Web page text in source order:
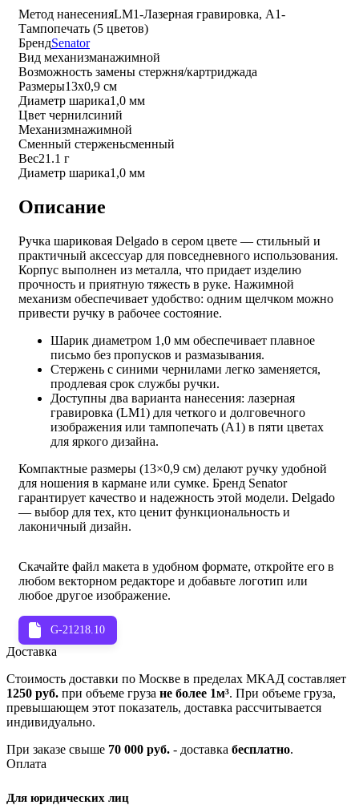
Метод нанесенияLM1-Лазерная гравировка, A1-
Тампопечать (5 цветов)
БрендSenator
Вид механизманажимной
Возможность замены стержня/картриджада
Размеры13х0,9 см
Диаметр шарика1,0 мм
Цвет чернилсиний
Механизмнажимной
Сменный стерженьсменный
Вес21.1 г
Диаметр шарика1,0 мм
Описание
Ручка шариковая Delgado в сером цвете — стильный и
практичный аксессуар для повседневного использования.
Корпус выполнен из металла, что придает изделию
прочность и приятную тяжесть в руке. Нажимной
механизм обеспечивает удобство: одним щелчком можно
привести ручку в рабочее состояние.
Шарик диаметром 1,0 мм обеспечивает плавное
письмо без пропусков и размазывания.
Стержень с синими чернилами легко заменяется,
продлевая срок службы ручки.
Доступны два варианта нанесения: лазерная
гравировка (LM1) для четкого и долговечного
изображения или тампопечать (A1) в пяти цветах
для яркого дизайна.
Компактные размеры (13×0,9 см) делают ручку удобной
для ношения в кармане или сумке. Бренд Senator
гарантирует качество и надежность этой модели. Delgado
— выбор для тех, кто ценит функциональность и
лаконичный дизайн.
Скачайте файл макета в удобном формате, откройте его в
любом векторном редакторе и добавьте логотип или
любое другое изображение.
G-21218.10
Доставка
Стоимость доставки по Москве в пределах МКАД составляет
1250 руб. при объеме груза не более 1м³. При объеме груза,
превышающем этот показатель, доставка рассчитывается
индивидуально.
При заказе свыше 70 000 руб. - доставка бесплатно.
Оплата
Для юридических лиц